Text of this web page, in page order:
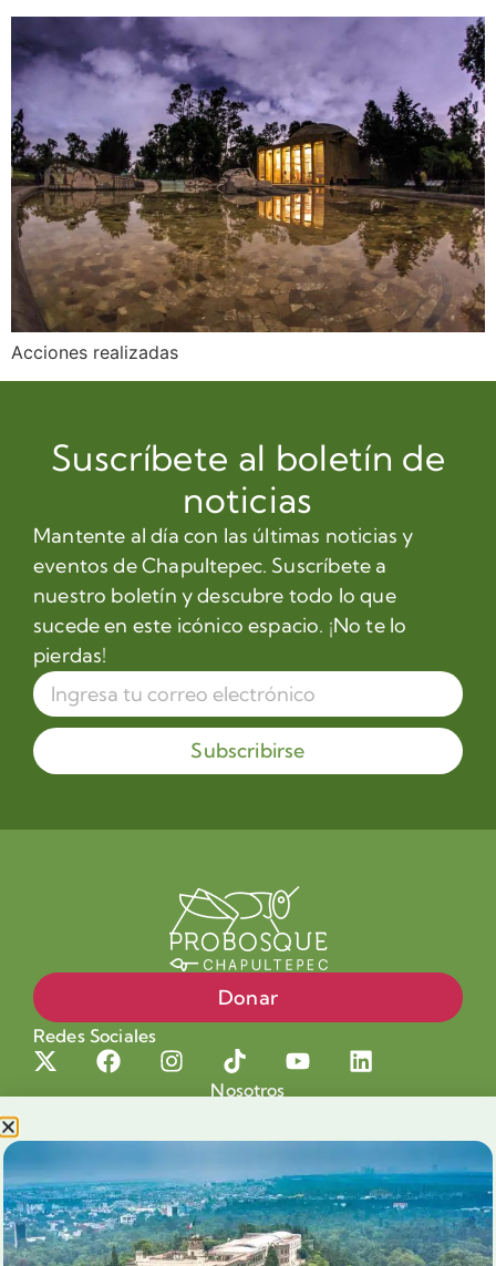
Acciones realizadas
Suscríbete al boletín de
noticias
Mantente al día con las últimas noticias y
eventos de Chapultepec. Suscríbete a
nuestro boletín y descubre todo lo que
sucede en este icónico espacio. ¡No te lo
pierdas!
Subscribirse
Donar
Redes Sociales
Nosotros
Nuestra Causa
Productos con Causa